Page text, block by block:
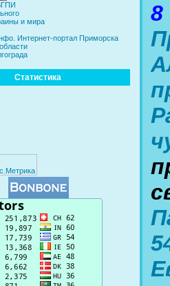
и мира
Интернет-портал Приморска
Статистика
8